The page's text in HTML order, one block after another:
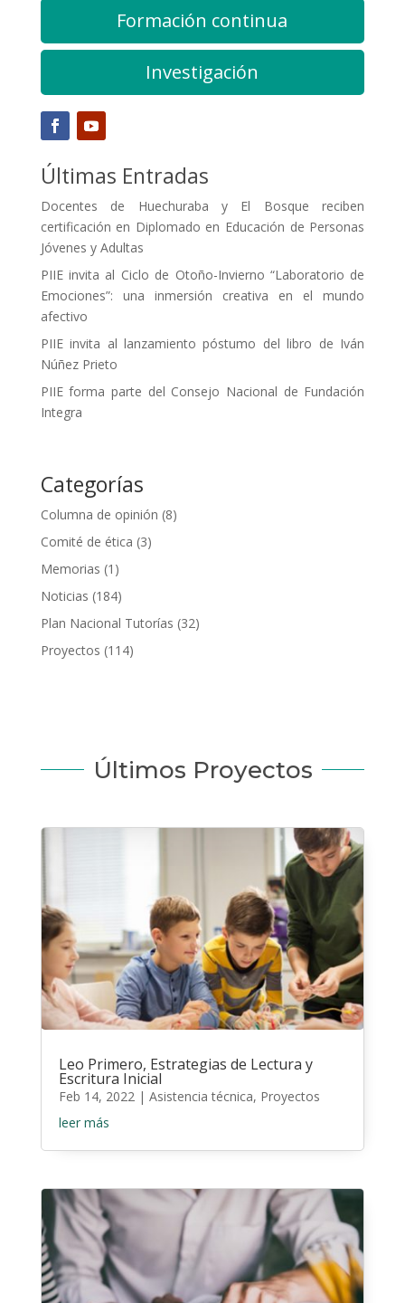
Formación continua
Investigación
Últimas Entradas
Docentes de Huechuraba y El Bosque reciben
certificación en Diplomado en Educación de Personas
Jóvenes y Adultas
PIIE invita al Ciclo de Otoño-Invierno “Laboratorio de
Emociones”: una inmersión creativa en el mundo
afectivo
PIIE invita al lanzamiento póstumo del libro de Iván
Núñez Prieto
PIIE forma parte del Consejo Nacional de Fundación
Integra
Categorías
Columna de opinión (8)
Comité de ética (3)
Memorias (1)
Noticias (184)
Plan Nacional Tutorías (32)
Proyectos (114)
Últimos Proyectos
Leo Primero, Estrategias de Lectura y
Escritura Inicial
Feb 14, 2022| Asistencia técnica, Proyectos
leer más